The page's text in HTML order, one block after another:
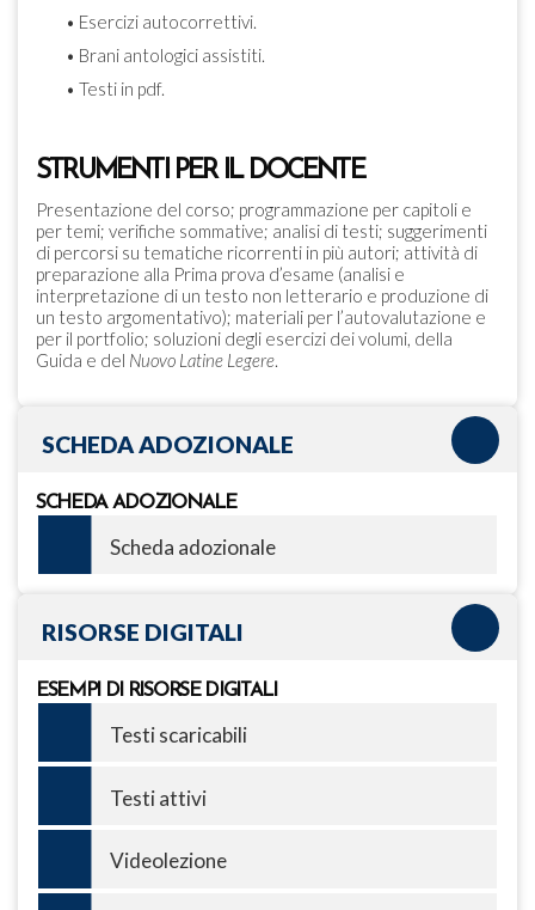
• Esercizi autocorrettivi.
• Brani antologici assistiti.
• Testi in pdf.
STRUMENTI PER IL DOCENTE
Presentazione del corso; programmazione per capitoli e
per temi; verifiche sommative; analisi di testi; suggerimenti
di percorsi su tematiche ricorrenti in più autori; attività di
preparazione alla Prima prova d’esame (analisi e
interpretazione di un testo non letterario e produzione di
un testo argomentativo); materiali per l’autovalutazione e
per il portfolio; soluzioni degli esercizi dei volumi, della
Guida e del Nuovo Latine Legere.
SCHEDA ADOZIONALE
SCHEDA ADOZIONALE
Scheda adozionale
RISORSE DIGITALI
ESEMPI DI RISORSE DIGITALI
Testi scaricabili
Testi attivi
Videolezione